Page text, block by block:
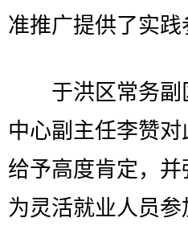
准推广提供了实践
于洪区常务副
中心副主任李赞
给予高度肯定，
为灵活就业人员